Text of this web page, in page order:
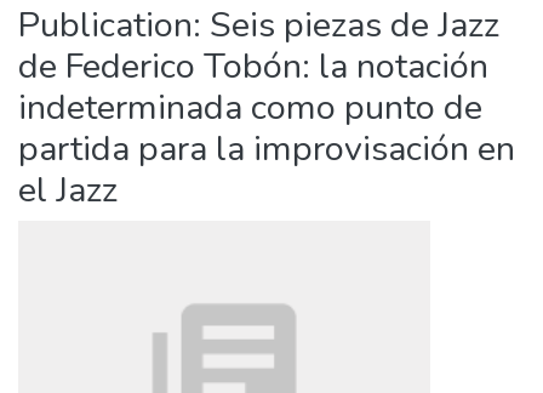
Publication: Seis piezas de Jazz
de Federico Tobón: la notación
indeterminada como punto de
partida para la improvisación en
el Jazz